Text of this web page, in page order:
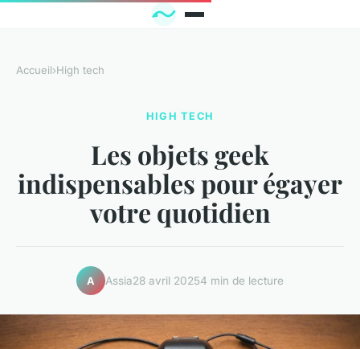
Accueil›High tech
HIGH TECH
Les objets geek
indispensables pour égayer
votre quotidien
A Assia28 avril 20254 min de lecture